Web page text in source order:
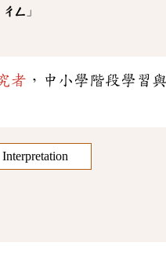
ㄔㄥ 」
者 ，中小學階段學習
Interpretation